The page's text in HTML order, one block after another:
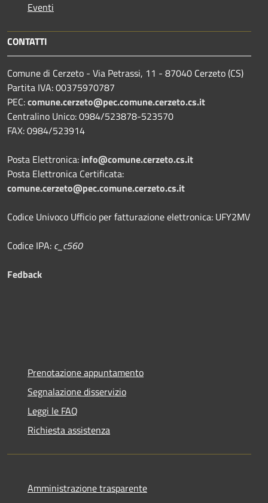
Eventi
CONTATTI
Comune di Cerzeto - Via Petrassi, 11 - 87040 Cerzeto (CS)
Partita IVA: 00375970787
PEC:comune.cerzeto@pec.comune.cerzeto.cs.it
Centralino Unico: 0984/523878-523570
FAX: 0984/523914
Posta Elettronica: info@comune.cerzeto.cs.it
Posta Elettronica Certificata:
comune.cerzeto@pec.comune.cerzeto.cs.it
Codice Univoco Ufficio per fatturazione elettronica: UFY2MV
Codice IPA: c_c560
Fedback
Prenotazione appuntamento
Segnalazione disservizio
Leggi le FAQ
Richiesta assistenza
Amministrazione trasparente